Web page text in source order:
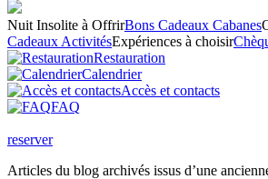
Nuit Insolite à OffrirBons Cadeaux Cabanes
Cadeaux ActivitésExpériences à choisir
Restauration
Calendrier
Accès et contacts
FAQ
reserver
Articles du blog archivés issus d’une